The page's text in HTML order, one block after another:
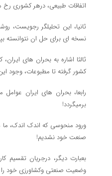
اتفاقات طبیعی، درهر کشوری
ثانیا، این تحلیلگر
نسخه ای برای حل ان نتوانسته
ثالثا اشاره به بحران های
کشور گرفته تا مطبوعات، وجود
برمیگردد!
ورود منحوسی که اندک اندک، ما
صنعت خود نشدیم!
بعبارت دیگر، درجریان
وضعیت صنعتی وکشاورزی خود را